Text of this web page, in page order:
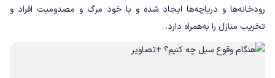
رودخانه‌ها و دریاچه‌ها ایجاد شده و با خود مرگ و مصدومیت افراد و
تخریب منازل را به‌همراه دارد.